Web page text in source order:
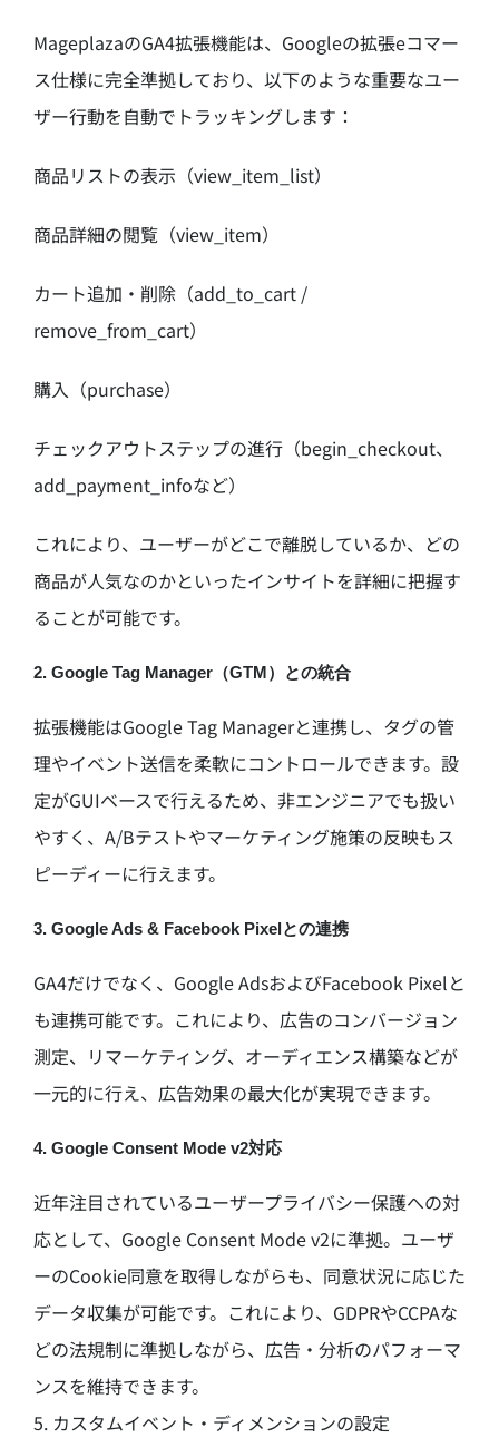
MageplazaのGA4拡張機能は、Googleの拡張eコマー
ス仕様に完全準拠しており、以下のような重要なユー
ザー行動を自動でトラッキングします：
商品リストの表示（view_item_list）
商品詳細の閲覧（view_item）
カート追加・削除（add_to_cart /
remove_from_cart）
購入（purchase）
チェックアウトステップの進行（begin_checkout、
add_payment_infoなど）
これにより、ユーザーがどこで離脱しているか、どの
商品が人気なのかといったインサイトを詳細に把握す
ることが可能です。
2. Google Tag Manager（GTM）との統合
拡張機能はGoogle Tag Managerと連携し、タグの管
理やイベント送信を柔軟にコントロールできます。設
定がGUIベースで行えるため、非エンジニアでも扱い
やすく、A/Bテストやマーケティング施策の反映もス
ピーディーに行えます。
3. Google Ads & Facebook Pixelとの連携
GA4だけでなく、Google AdsおよびFacebook Pixelと
も連携可能です。これにより、広告のコンバージョン
測定、リマーケティング、オーディエンス構築などが
一元的に行え、広告効果の最大化が実現できます。
4. Google Consent Mode v2対応
近年注目されているユーザープライバシー保護への対
応として、Google Consent Mode v2に準拠。ユーザ
ーのCookie同意を取得しながらも、同意状況に応じた
データ収集が可能です。これにより、GDPRやCCPAな
どの法規制に準拠しながら、広告・分析のパフォーマ
ンスを維持できます。
5. カスタムイベント・ディメンションの設定